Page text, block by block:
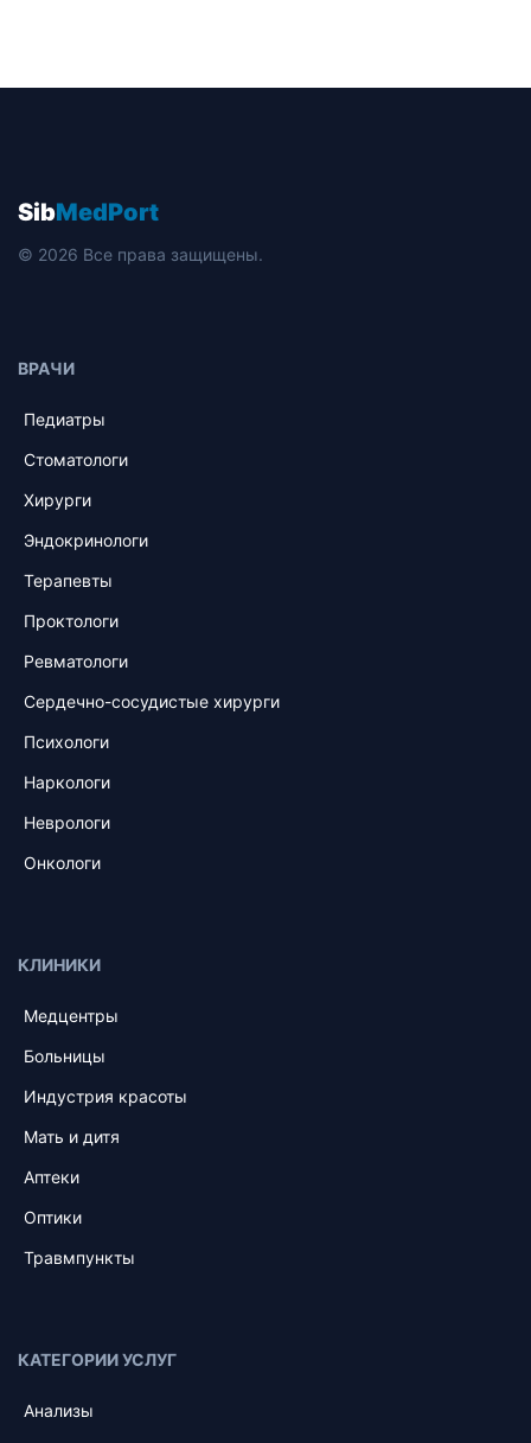
SibMedPort
© 2026 Все права защищены.
ВРАЧИ
Педиатры
Стоматологи
Хирурги
Эндокринологи
Терапевты
Проктологи
Ревматологи
Сердечно-сосудистые хирурги
Психологи
Наркологи
Неврологи
Онкологи
КЛИНИКИ
Медцентры
Больницы
Индустрия красоты
Мать и дитя
Аптеки
Оптики
Травмпункты
КАТЕГОРИИ УСЛУГ
Анализы